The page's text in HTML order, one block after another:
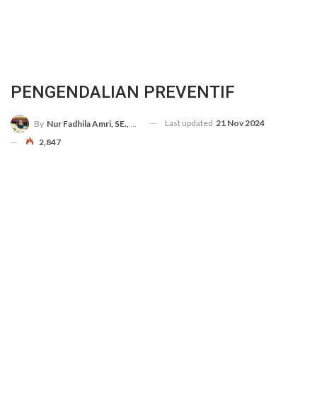
PENGENDALIAN PREVENTIF
By Nur Fadhila Amri, SE., Ak., M.Si Last updated 21 Nov 2024
2,847